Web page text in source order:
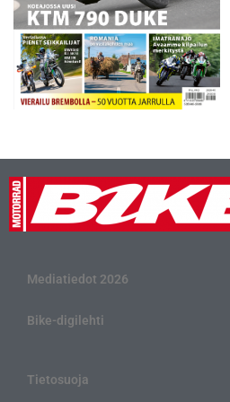
Mediatiedot 2026
Bike-digilehti
Tietosuoja